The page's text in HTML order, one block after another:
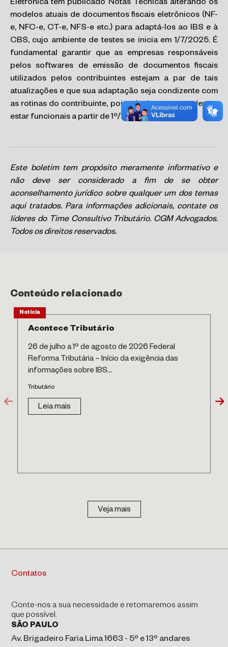
Eletrônica tem publicado Notas Técnicas alterando os
modelos atuais de documentos fiscais eletrônicos (NF-
e, NFC-e, CT-e, NFS-e etc.) para adaptá-los ao IBS e à
CBS, cujo ambiente de testes se inicia em 1/7/2025. É
fundamental garantir que as empresas responsáveis
pelos softwares de emissão de documentos fiscais
utilizados pelos contribuintes estejam a par de tais
atualizações e que sua adaptação seja condizente com
as rotinas do contribuinte, pois tais documentos devem
estar funcionais a partir de 1º/1/2026.
Este boletim tem propósito meramente informativo e
não deve ser considerado a fim de se obter
aconselhamento jurídico sobre qualquer um dos temas
aqui tratados. Para informações adicionais, contate os
líderes do Time Consultivo Tributário. CGM Advogados.
Todos os direitos reservados.
Conteúdo relacionado
Notícia
Acontece Tributário
26 de julho a 1º de agosto de 2026 Federal
Reforma Tributária – Início da exigência das
informações sobre IBS...
Tributário
Leia mais
Veja mais
Contatos
Conte-nos a sua necessidade e retornaremos assim
que possível.
SÃO PAULO
Av. Brigadeiro Faria Lima 1663 - 5º e 13º andares